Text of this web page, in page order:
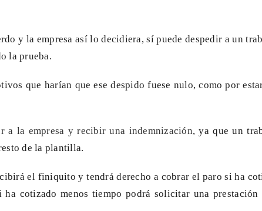
y la empresa así lo decidiera, sí puede despedir a un
la prueba.
que harían que ese despido fuese nulo, como por
a la empresa y recibir una indemnización, ya que un
de la plantilla.
el finiquito y tendrá derecho a cobrar el paro si ha
cotizado menos tiempo podrá solicitar una